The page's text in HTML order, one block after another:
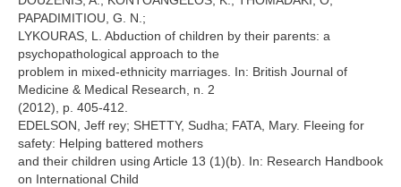
PAPADIMITIOU, G. N.;
LYKOURAS, L. Abduction of children by their parents: a
psychopathological approach to the
problem in mixed-ethnicity marriages. In: British Journal of
Medicine & Medical Research, n. 2
(2012), p. 405-412.
EDELSON, Jeff rey; SHETTY, Sudha; FATA, Mary. Fleeing for
safety: Helping battered mothers
and their children using Article 13 (1)(b). In: Research Handbook
on International Child